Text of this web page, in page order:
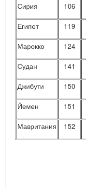
Сирия 106
Египет 119
Марокко 124
Судан 141
Джибути 150
Йемен 151
Мавритания 152